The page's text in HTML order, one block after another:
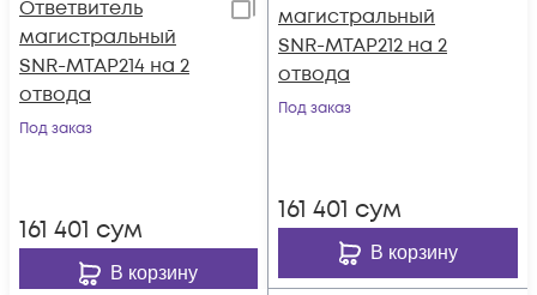
Ответвитель
магистральный
SNR-MTAP214 на 2
отвода
Под заказ
161 401 сум
В корзину
магистральный
SNR-MTAP212 на 2
отвода
Под заказ
161 401 сум
В корзину